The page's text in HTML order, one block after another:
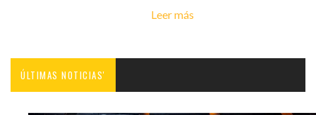
Leer más
ÚLTIMAS NOTICIAS'